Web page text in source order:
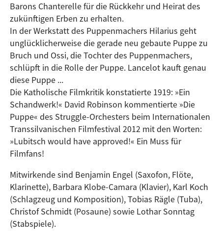
Barons Chanterelle für die Rückkehr und Heirat des
zukünftigen Erben zu erhalten.
In der Werkstatt des Puppenmachers Hilarius geht
unglücklicherweise die gerade neu gebaute Puppe zu
Bruch und Ossi, die Tochter des Puppenmachers,
schlüpft in die Rolle der Puppe. Lancelot kauft genau
diese Puppe ...
Die Katholische Filmkritik konstatierte 1919: »Ein
Schandwerk!« David Robinson kommentierte »Die
Puppe« des Struggle-Orchesters beim Internationalen
Transsilvanischen Filmfestival 2012 mit den Worten:
»Lubitsch would have approved!« Ein Muss für
Filmfans!
Mitwirkende sind Benjamin Engel (Saxofon, Flöte,
Klarinette), Barbara Klobe-Camara (Klavier), Karl Koch
(Schlagzeug und Komposition), Tobias Rägle (Tuba),
Christof Schmidt (Posaune) sowie Lothar Sonntag
(Stabspiele).